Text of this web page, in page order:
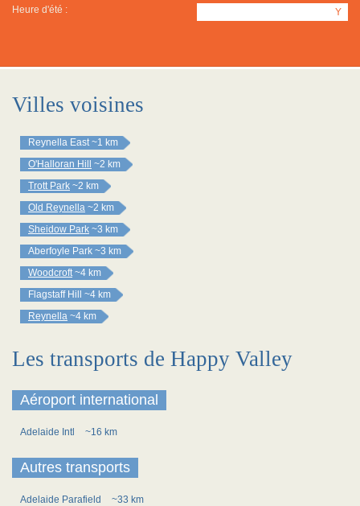
Heure d'été : Y
Villes voisines
Reynella East ~1 km
O'Halloran Hill
~2 km
Trott Park ~2 km
Old Reynella ~2 km
Sheidow Park ~3 km
Aberfoyle Park ~3 km
Woodcroft ~4 km
Flagstaff Hill
~4 km
Reynella ~4 km
Les transports de Happy Valley
Aéroport international
Adelaide Intl ~16 km
Autres transports
Adelaide Parafield
~33 km